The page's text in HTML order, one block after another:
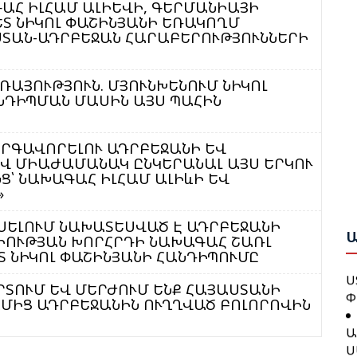
ԻԼՀԱՄ ԱԼԻԵՎԻ, ԳԵՐՄԱՆԻԱՅԻ
ՆԻԿՈԼ ՓԱՇԻՆՅԱՆԻ ԵՌԱԿՈՂՄ
ԱԴՐԲԵՋԱՆ ՀԱՐԱԲԵՐՈՒԹՅՈՒՆՆԵՐԻ
ՄՅՈՒՆԽԵՆՈՒՄ ՆԻԿՈԼ
ՄԱՍԻՆ ԱՅՍ ՊԱՀԻՆ
ԱԴՐԲԵՋԱՆԻ ԵՎ
ՄԻԱԺԱՄԱՆԱԿ ԸՆԿԵՐԱՆԱԼ ԱՅՍ ԵՐԿՈՒ
ՆԱԽԱԳԱՀ ԻԼՀԱՄ ԱԼԻևԻ ԵՎ
ՆԱԽԱՏԵՍՎԱԾ Է ԱԴՐԲԵՋԱՆԻ
ԽՈՐՀՐԴԻ ՆԱԽԱԳԱՀ ՇԱՌԼ
ՓԱՇԻՆՅԱՆԻ ՀԱՆԴԻՊՈՒՄԸ
ԵՎ ՄԵՐԺՈՒՄ ԵՆՔ ՀԱՅԱՍՏԱՆԻ
ԱԴՐԲԵՋԱՆԻՆ ՈՒՂՂՎԱԾ ԲՈԼՈՐՈՎԻՆ